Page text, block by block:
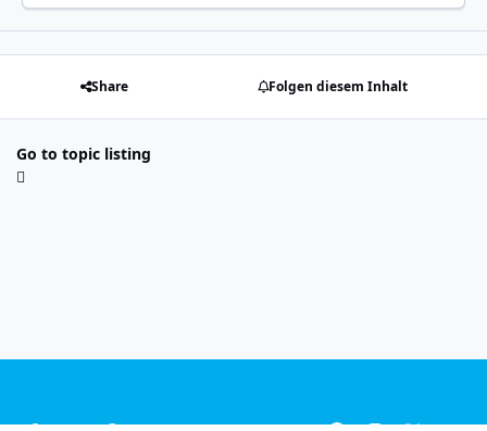
Share Folgen diesem Inhalt
Go to topic listing
Light ModeDark ModeSystem Preference f i x y